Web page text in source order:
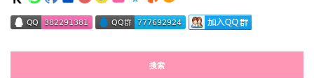
搜索